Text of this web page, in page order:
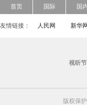
首页 国际 国
友情链接： 人民网 新华网
视听
版权保